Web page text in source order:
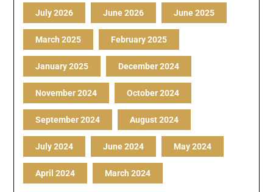
July 2026 June 2026 June 2025
March 2025 February 2025
January 2025 December 2024
November 2024 October 2024
September 2024 August 2024
July 2024 June 2024 May 2024
April 2024 March 2024